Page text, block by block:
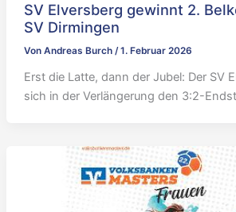
SV Elversberg gewinnt 2.
SV Dirmingen
Von Andreas Burch /1. Februar 2026
Erst die Latte, dann der Jubel: Der SV
sich in der Verlängerung den 3:2-